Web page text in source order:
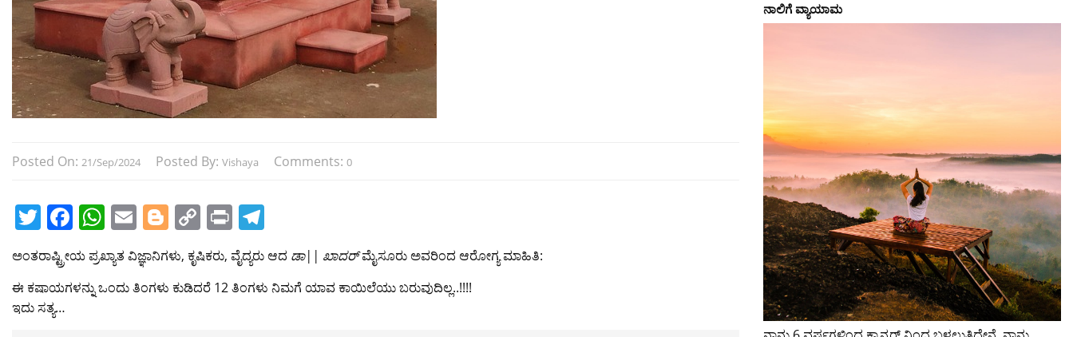
Posted On: 21/Sep/2024 Posted By: Vishaya Comments: 0
T
w
itt
er
F
a
c
e
W
at
s
E
m
ai
l
Bl
o
g
g
C
o
p
y
Pr
in
t e
gr
ಅಂತರಾಷ್ಟ್ರೀಯ ಪ್ರಖ್ಯಾತ ವಿಜ್ಞಾನಿಗಳು, ಕೃಷಿಕರು, ವೈದ್ಯರು ಆದ ಡಾ|| ಖಾದರ್ಮೈಸೂರು ಅವರಿಂದ ಆರೋಗ್ಯ ಮಾಹಿತಿ:
ಈ ಕಷಾಯಗಳನ್ನು ಒಂದು ತಿಂಗಳು ಕುಡಿದರೆ 12 ತಿಂಗಳು ನಿಮಗೆ ಯಾವ ಕಾಯಿಲೆಯು ಬರುವುದಿಲ್ಲ..!!!!
ಇದು ಸತ್ಯ…
ನಾಲಿಗೆ ವ್ಯಾಯಾಮ